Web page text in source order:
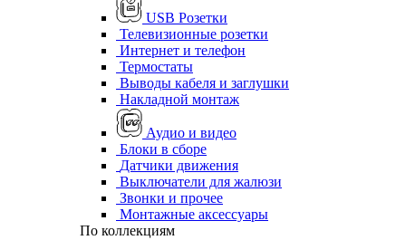
USB Розетки
Телевизионные розетки
Интернет и телефон
Термостаты
Выводы кабеля и заглушки
Накладной монтаж
Аудио и видео
Блоки в сборе
Датчики движения
Выключатели для жалюзи
Звонки и прочее
Монтажные аксессуары
По коллекциям